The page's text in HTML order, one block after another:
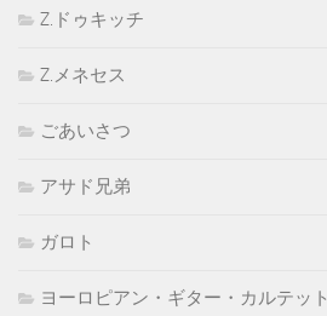
Z.ドゥキッチ
Z.メネセス
ごあいさつ
アサド兄弟
ガロト
ヨーロピアン・ギター・カルテット